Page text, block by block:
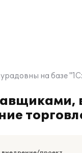
на базе